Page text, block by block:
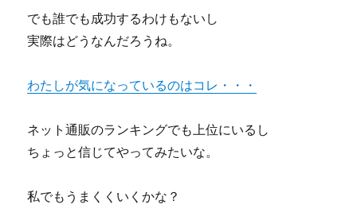
でも誰でも成功するわけもないし
実際はどうなんだろうね。
わたしが気になっているのはコレ・・・
ネット通販のランキングでも上位にいるし
ちょっと信じてやってみたいな。
私でもうまくくいくかな？